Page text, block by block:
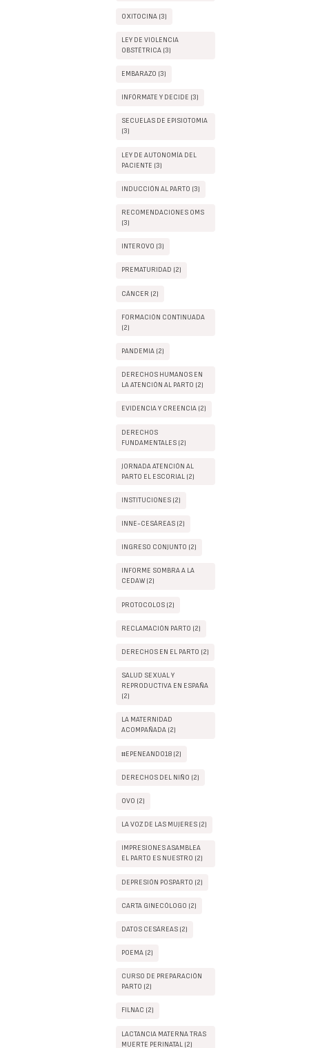
OXITOCINA (3)
LEY DE VIOLENCIA
OBSTÉTRICA (3)
EMBARAZO (3)
INFÓRMATE Y DECIDE (3)
SECUELAS DE EPISIOTOMIA
(3)
LEY DE AUTONOMÍA DEL
PACIENTE (3)
INDUCCIÓN AL PARTO (3)
RECOMENDACIONES OMS
(3)
INTEROVO (3)
PREMATURIDAD (2)
CÁNCER (2)
FORMACIÓN CONTINUADA
(2)
PANDEMIA (2)
DERECHOS HUMANOS EN
LA ATENCIÓN AL PARTO (2)
EVIDENCIA Y CREENCIA (2)
DERECHOS
FUNDAMENTALES (2)
JORNADA ATENCIÓN AL
PARTO EL ESCORIAL (2)
INSTITUCIONES (2)
INNE-CESÁREAS (2)
INGRESO CONJUNTO (2)
INFORME SOMBRA A LA
CEDAW (2)
PROTOCOLOS (2)
RECLAMACIÓN PARTO (2)
DERECHOS EN EL PARTO (2)
SALUD SEXUAL Y
REPRODUCTIVA EN ESPAÑA
(2)
LA MATERNIDAD
ACOMPAÑADA (2)
#EPENEANDO18 (2)
DERECHOS DEL NIÑO (2)
OVO (2)
LA VOZ DE LAS MUJERES (2)
IMPRESIONES ASAMBLEA
EL PARTO ES NUESTRO (2)
DEPRESIÓN POSPARTO (2)
CARTA GINECÓLOGO (2)
DATOS CESÁREAS (2)
POEMA (2)
CURSO DE PREPARACIÓN
PARTO (2)
FILNAC (2)
LACTANCIA MATERNA TRAS
MUERTE PERINATAL (2)